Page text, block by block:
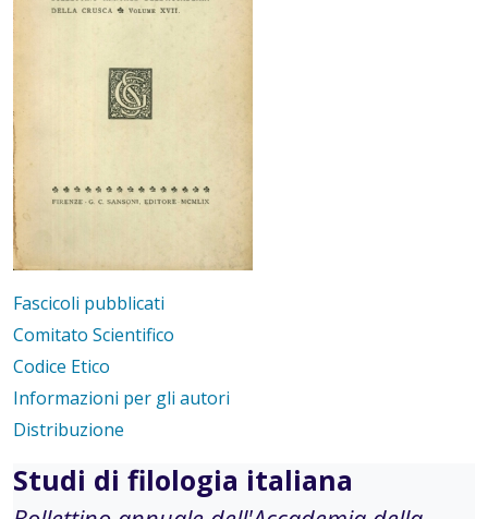
Fascicoli pubblicati
Comitato Scientifico
Codice Etico
Informazioni per gli autori
Distribuzione
Studi di filologia italiana